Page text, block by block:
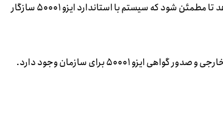
پس از پیاده‌سازی سیستم مدیریت انرژی، سازمان باید یک ممیزی انرژی انجام دهد تا مطمئن شود که سیستم با استاندارد ایزو ۵۰۰۰۱ سازگار
برای سازمان وجود دارد.